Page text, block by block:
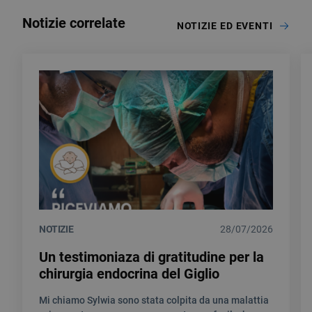
Notizie correlate NOTIZIE ED EVENTI
NOTIZIE 28/07/2026
Un testimoniaza di gratitudine per la
chirurgia endocrina del Giglio
Mi chiamo Sylwia sono stata colpita da una malattia